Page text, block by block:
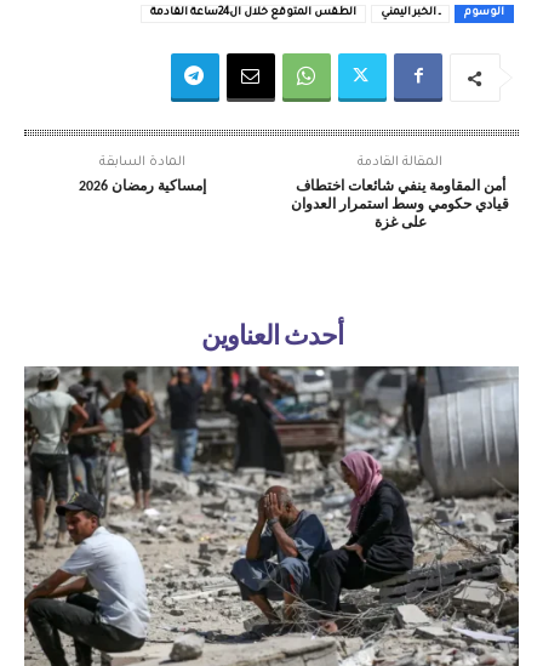
الوسوم ـ الخبر اليمني الطقس المتوقع خلال ال24ساعة القادمة
المادة السابقة
إمساكية رمضان 2026
المقالة القادمة
أمن المقاومة ينفي شائعات اختطاف
قيادي حكومي وسط استمرار العدوان
على غزة
أحدث العناوين